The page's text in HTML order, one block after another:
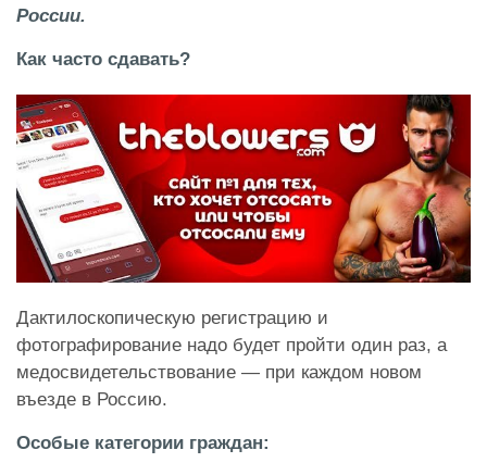
России.
Как часто сдавать?
Дактилоскопическую регистрацию и
фотографирование надо будет пройти один раз, а
медосвидетельствование — при каждом новом
въезде в Россию.
Особые категории граждан: